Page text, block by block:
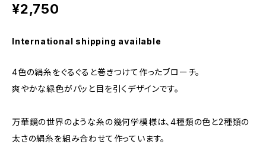
¥2,750
International shipping available
4色の絹糸をぐるぐると巻きつけて作ったブローチ。
爽やかな緑色がパッと目を引くデザインです。
万華鏡の世界のような糸の幾何学模様は、4種類の色と2種類の
太さの絹糸を組み合わせて作っています。